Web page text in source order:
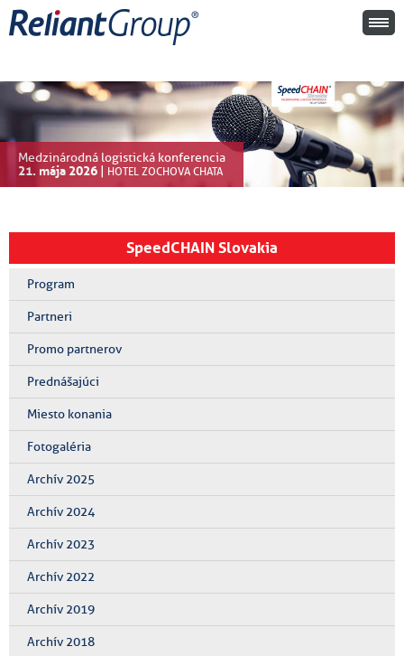
Medzinárodná logistická konferencia
21. mája 2026 | HOTEL ZOCHOVA CHATA
SpeedCHAIN Slovakia
Program
Partneri
Promo partnerov
Prednášajúci
Miesto konania
Fotogaléria
Archív 2025
Archív 2024
Archív 2023
Archív 2022
Archív 2019
Archív 2018